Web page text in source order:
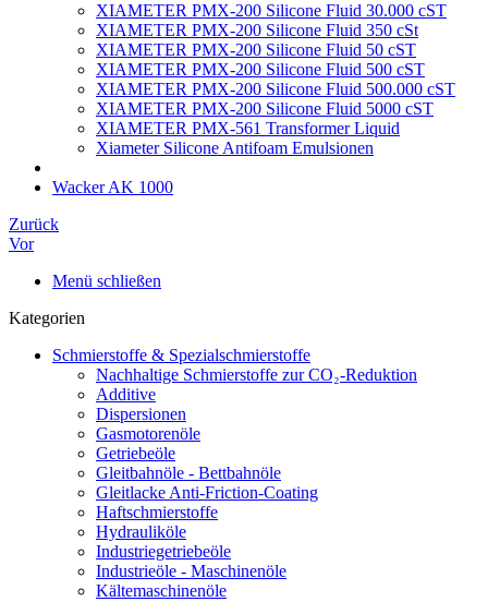
XIAMETER PMX-200 Silicone Fluid 30.000 cST
XIAMETER PMX-200 Silicone Fluid 350 cSt
XIAMETER PMX-200 Silicone Fluid 50 cST
XIAMETER PMX-200 Silicone Fluid 500 cST
XIAMETER PMX-200 Silicone Fluid 500.000 cST
XIAMETER PMX-200 Silicone Fluid 5000 cST
XIAMETER PMX-561 Transformer Liquid
Xiameter Silicone Antifoam Emulsionen
Wacker AK 1000
Zurück
Vor
Menü schließen
Kategorien
Schmierstoffe & Spezialschmierstoffe
Nachhaltige Schmierstoffe zur CO₂-Reduktion
Additive
Dispersionen
Gasmotorenöle
Getriebeöle
Gleitbahnöle - Bettbahnöle
Gleitlacke Anti-Friction-Coating
Haftschmierstoffe
Hydrauliköle
Industriegetriebeöle
Industrieöle - Maschinenöle
Kältemaschinenöle